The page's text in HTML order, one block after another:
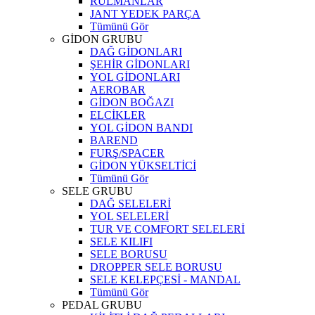
JANT YEDEK PARÇA
Tümünü Gör
GİDON GRUBU
DAĞ GİDONLARI
ŞEHİR GİDONLARI
YOL GİDONLARI
AEROBAR
GİDON BOĞAZI
ELCİKLER
YOL GİDON BANDI
BAREND
FURŞ/SPACER
GİDON YÜKSELTİCİ
Tümünü Gör
SELE GRUBU
DAĞ SELELERİ
YOL SELELERİ
TUR VE COMFORT SELELERİ
SELE KILIFI
SELE BORUSU
DROPPER SELE BORUSU
SELE KELEPÇESİ - MANDAL
Tümünü Gör
PEDAL GRUBU